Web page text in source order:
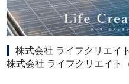
株式会社 ライフクリエイ
株式会社 ライフクリエイト